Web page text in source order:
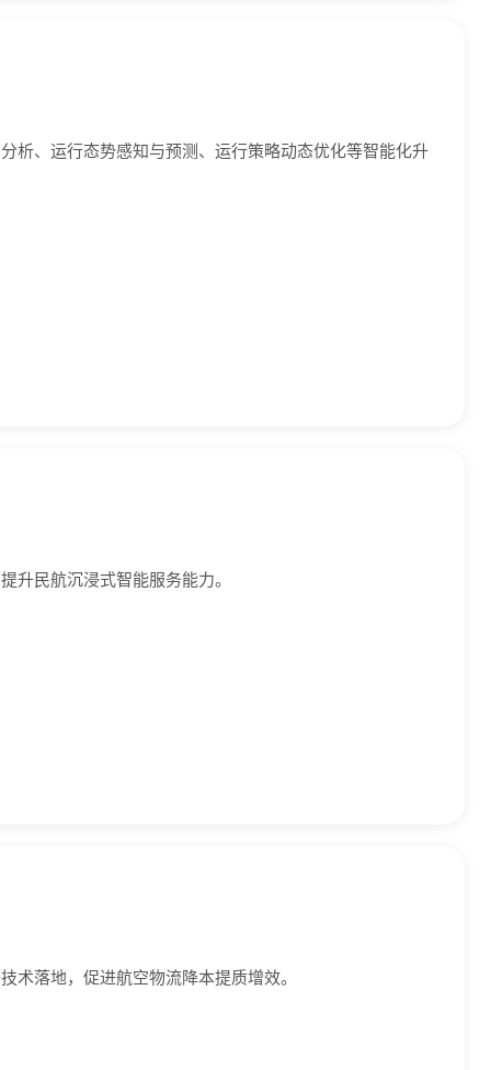
析、运行态势感知与预测、运行策略动态优化等智能化升
升民航沉浸式智能服务能力。
落地，促进航空物流降本提质增效。